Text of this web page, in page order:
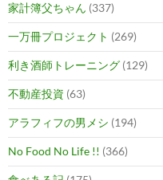
家計簿父ちゃん (337)
一万冊プロジェクト (269)
利き酒師トレーニング (129)
不動産投資 (63)
アラフィフの男メシ (194)
No Food No Life !! (366)